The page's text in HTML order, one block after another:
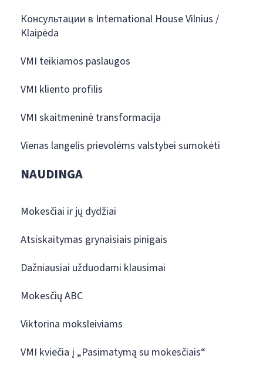
Консультации в International House Vilnius /
Klaipėda
VMI teikiamos paslaugos
VMI kliento profilis
VMI skaitmeninė transformacija
Vienas langelis prievolėms valstybei sumokėti
NAUDINGA
Mokesčiai ir jų dydžiai
Atsiskaitymas grynaisiais pinigais
Dažniausiai užduodami klausimai
Mokesčių ABC
Viktorina moksleiviams
VMI kviečia į „Pasimatymą su mokesčiais“